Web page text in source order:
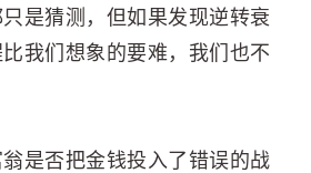
是猜测，但如果发现逆转衰
我们想象的要难，我们也不
是否把金钱投入了错误的战